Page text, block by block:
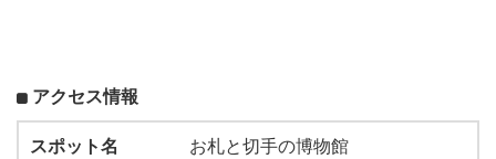
アクセス情報
スポット名
お札と切手の博物館